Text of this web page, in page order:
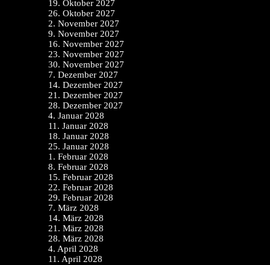
19. Oktober 2027
26. Oktober 2027
2. November 2027
9. November 2027
16. November 2027
23. November 2027
30. November 2027
7. Dezember 2027
14. Dezember 2027
21. Dezember 2027
28. Dezember 2027
4. Januar 2028
11. Januar 2028
18. Januar 2028
25. Januar 2028
1. Februar 2028
8. Februar 2028
15. Februar 2028
22. Februar 2028
29. Februar 2028
7. März 2028
14. März 2028
21. März 2028
28. März 2028
4. April 2028
11. April 2028